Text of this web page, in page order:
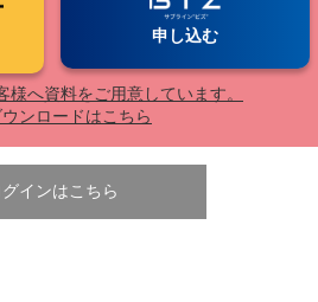
申し込む
様へ資料をご用意しています。
ンロードはこちら
グインはこちら